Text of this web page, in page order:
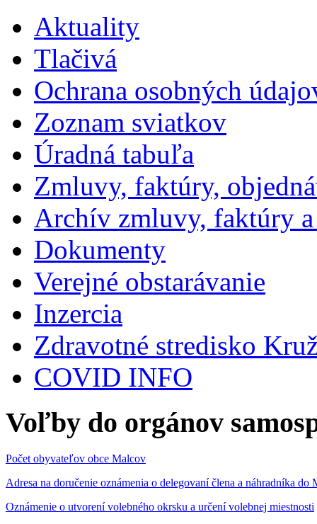
Aktuality
Tlačivá
Ochrana osobných
Zoznam sviatkov
Úradná tabuľa
Zmluvy, faktúry,
Archív zmluvy, faktúry
Dokumenty
Verejné obstarávanie
Inzercia
Zdravotné stredisko
COVID INFO
Voľby do orgánov
Počet obyvateľov obce Malcov
Adresa na doručenie oznámenia o delegovaní člena a náhradníka
Oznámenie o utvorení volebného okrsku a určení volebnej miestnosti